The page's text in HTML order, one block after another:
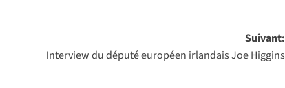
Suivant:
Interview du député européen irlandais Joe Higgins